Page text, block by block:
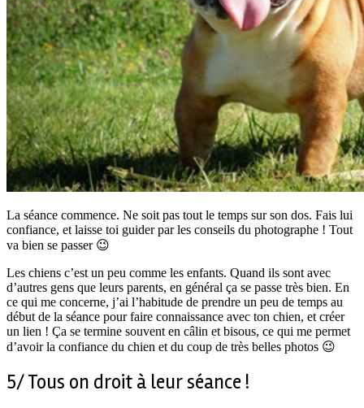
La séance commence. Ne soit pas tout le temps sur son dos. Fais lui
confiance, et laisse toi guider par les conseils du photographe ! Tout
va bien se passer 😉
Les chiens c’est un peu comme les enfants. Quand ils sont avec
d’autres gens que leurs parents, en général ça se passe très bien. En
ce qui me concerne, j’ai l’habitude de prendre un peu de temps au
début de la séance pour faire connaissance avec ton chien, et créer
un lien ! Ça se termine souvent en câlin et bisous, ce qui me permet
d’avoir la confiance du chien et du coup de très belles photos 😉
5/ Tous on droit à leur séance !